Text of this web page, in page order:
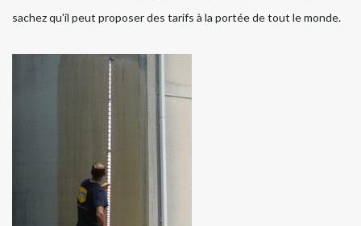
sachez qu'il peut proposer des tarifs à la portée de tout le monde.